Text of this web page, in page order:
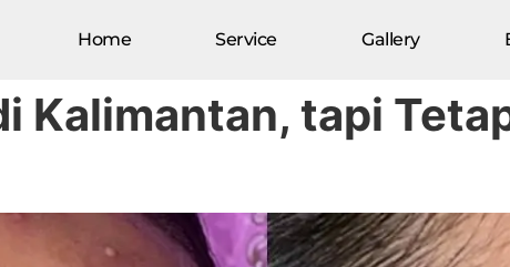
Home Service Gallery
Kalimantan, tapi